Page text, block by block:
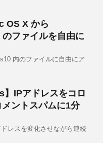
OS X から
ファイルを自由に
内のファイルに自由にア
】IPアドレスをコロ
ントスパムに1分
レスを変化させながら連続